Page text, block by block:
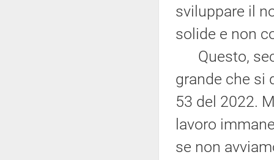
sviluppare il
solide e non
Questo,
grande che si
53 del 2022.
lavoro
se non